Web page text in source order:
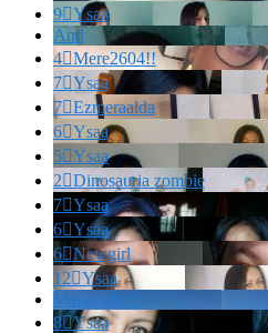
9Ysaa
And
4Mere2604!!
7Ysaa
7Ezmeraalda
6Ysaa
5Ysaa
2Dinosauria zombie
7Ysaa
6Ysaa
6Newgirl
12Ysaa
Marianella!!!
8Ysaa